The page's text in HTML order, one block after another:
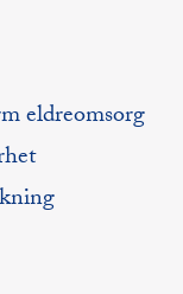
eldreomsorg